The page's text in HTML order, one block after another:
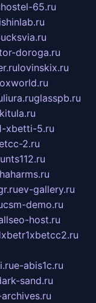
hostel-65.ru
doroga.ru
lovinskix.ru
liura.ruglasspb.ru
xbetti-5.ru
2.ru
ev-gallery.ru
csm-demo.ru
host.ru
e-abis1c.ru
sand.ru